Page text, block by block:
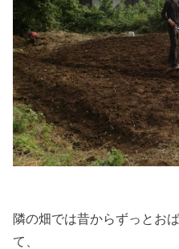
隣の畑では昔からずっとお
て、